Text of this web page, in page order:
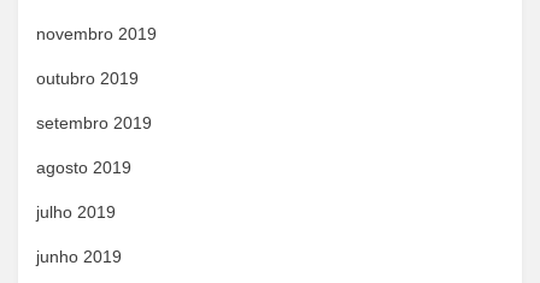
novembro 2019
outubro 2019
setembro 2019
agosto 2019
julho 2019
junho 2019